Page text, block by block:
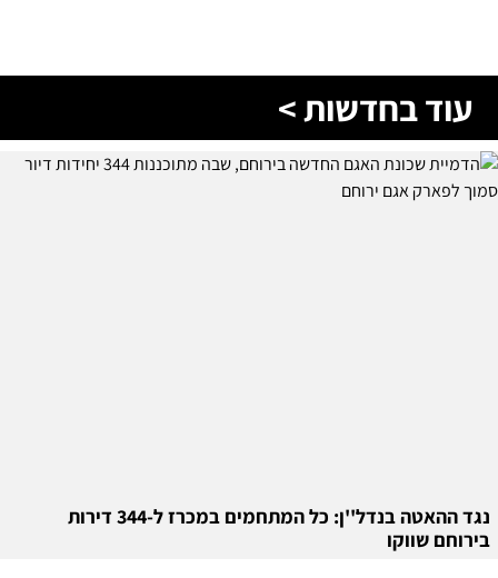
עוד בחדשות >
נגד ההאטה בנדל''ן: כל המתחמים במכרז ל-344 דירות
בירוחם שווקו